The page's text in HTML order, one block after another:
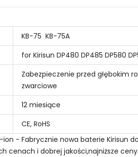
KB-75 KB-75A
for Kirisun DP480 DP485 DP580
Zabezpieczenie przed głębokim
zwarciowe
12 miesiące
CE, RoHS
- Fabrycznie nowa baterie Kirisun
cenach i dobrej jakości,najniższe